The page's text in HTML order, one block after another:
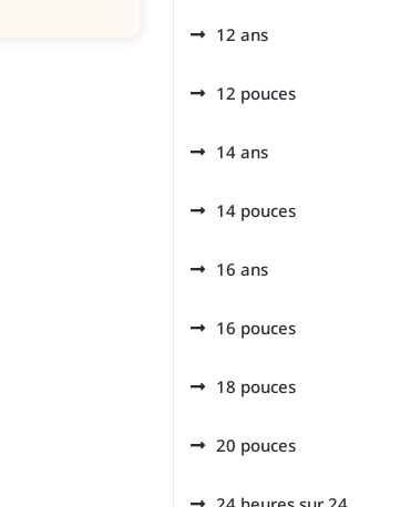
12 ans
12 pouces
14 ans
14 pouces
16 ans
16 pouces
18 pouces
20 pouces